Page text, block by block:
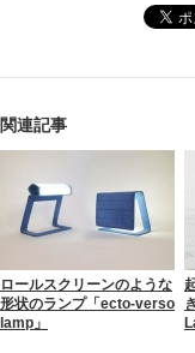
関連記事
ロールスクリーンのような
形状のランプ「ecto-verso
lamp」